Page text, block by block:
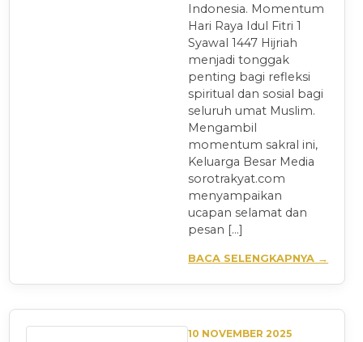
Indonesia. Momentum
Hari Raya Idul Fitri 1
Syawal 1447 Hijriah
menjadi tonggak
penting bagi refleksi
spiritual dan sosial bagi
seluruh umat Muslim.
Mengambil
momentum sakral ini,
Keluarga Besar Media
sorotrakyat.com
menyampaikan
ucapan selamat dan
pesan […]
BACA SELENGKAPNYA →
10 NOVEMBER 2025